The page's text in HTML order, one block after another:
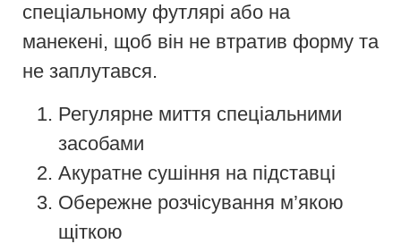
спеціальному футлярі або на
манекені, щоб він не втратив форму та
не заплутався.
Регулярне миття спеціальними
засобами
Акуратне сушіння на підставці
Обережне розчісування м’якою
щіткою